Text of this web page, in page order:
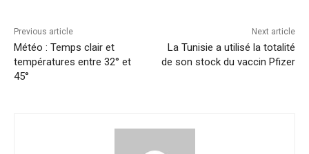
Previous article
Météo : Temps clair et
températures entre 32° et
45°
Next article
La Tunisie a utilisé la totalité
de son stock du vaccin Pfizer